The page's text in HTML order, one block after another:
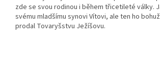
zde se svou rodinou i během třicetileté války.
svému mladšímu synovi Vítovi, ale ten ho
prodal Tovaryšstvu Ježíšovu.